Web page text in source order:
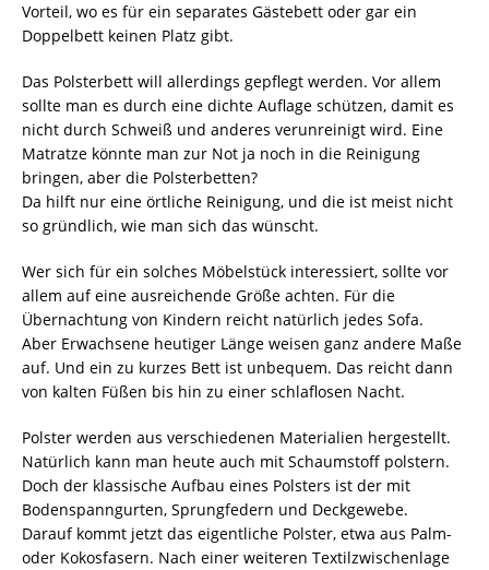
Vorteil, wo es für ein separates Gästebett oder gar ein
Doppelbett keinen Platz gibt.
Das Polsterbett will allerdings gepflegt werden. Vor allem
sollte man es durch eine dichte Auflage schützen, damit es
nicht durch Schweiß und anderes verunreinigt wird. Eine
Matratze könnte man zur Not ja noch in die Reinigung
bringen, aber die Polsterbetten?
Da hilft nur eine örtliche Reinigung, und die ist meist nicht
so gründlich, wie man sich das wünscht.
Wer sich für ein solches Möbelstück interessiert, sollte vor
allem auf eine ausreichende Größe achten. Für die
Übernachtung von Kindern reicht natürlich jedes Sofa.
Aber Erwachsene heutiger Länge weisen ganz andere Maße
auf. Und ein zu kurzes Bett ist unbequem. Das reicht dann
von kalten Füßen bis hin zu einer schlaflosen Nacht.
Polster werden aus verschiedenen Materialien hergestellt.
Natürlich kann man heute auch mit Schaumstoff polstern.
Doch der klassische Aufbau eines Polsters ist der mit
Bodenspanngurten, Sprungfedern und Deckgewebe.
Darauf kommt jetzt das eigentliche Polster, etwa aus Palm-
oder Kokosfasern. Nach einer weiteren Textilzwischenlage